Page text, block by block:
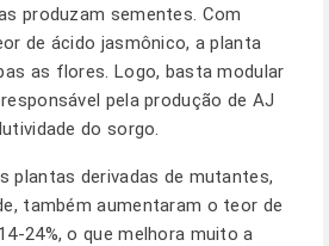
produzam sementes. Com
de ácido jasmônico, a planta
as flores. Logo, basta modular
pela produção de AJ
do sorgo.
plantas derivadas de mutantes,
também aumentaram o teor de
24%, o que melhora muito a